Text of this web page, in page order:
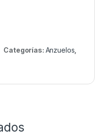
Categorías: Anzuelos